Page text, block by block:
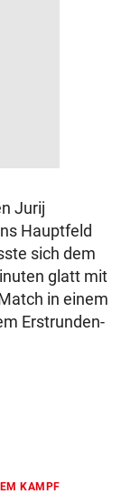
Jurij
Hauptfeld
sich dem
glatt mit
in einem
Erstrunden-
KAMPF